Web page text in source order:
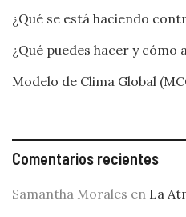
¿Qué se está haciendo
¿Qué puedes hacer y cómo
Modelo de Clima Global
Comentarios recientes
Samantha Morales en La